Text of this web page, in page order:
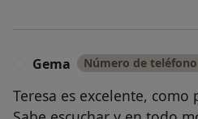
Gema Número de
Teresa es excelente,